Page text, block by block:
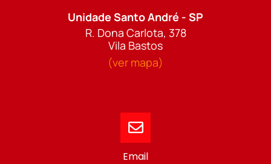
Unidade Santo André - SP
R. Dona Carlota, 378
Vila Bastos
(ver mapa)
Email